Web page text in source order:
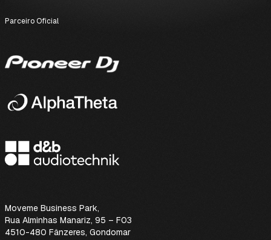
Parceiro Oficial
Moveme Business Park,
Rua Alminhas Manariz, 95 – F03
4510-480 Fânzeres, Gondomar